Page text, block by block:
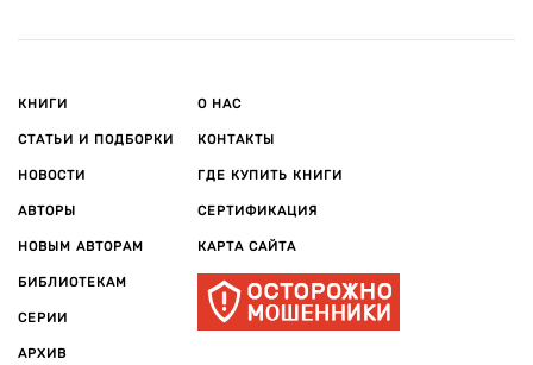
КНИГИ
СТАТЬИ И ПОДБОРКИ
НОВОСТИ
АВТОРЫ
НОВЫМ АВТОРАМ
БИБЛИОТЕКАМ
СЕРИИ
АРХИВ
О НАС
КОНТАКТЫ
ГДЕ КУПИТЬ КНИГИ
СЕРТИФИКАЦИЯ
КАРТА САЙТА